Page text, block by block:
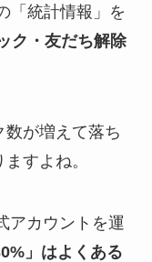
「統計情報」を
ク・友だち解除
数が増えて落ち
すよね。
アカウントを運
」はよくある